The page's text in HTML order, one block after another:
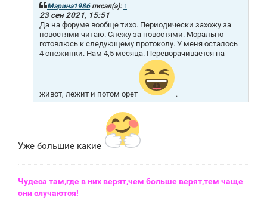
Марина1986писал(а): ↑
23 сен 2021, 15:51
Да на форуме вообще тихо. Периодически захожу за
новостями читаю. Слежу за новостями. Морально
готовлюсь к следующему протоколу. У меня осталось
4 снежинки. Нам 4,5 месяца. Переворачивается на
живот, лежит и потом орет .
Уже большие какие
Чудеса там,где в них верят,чем больше верят,тем чаще
они случаются!